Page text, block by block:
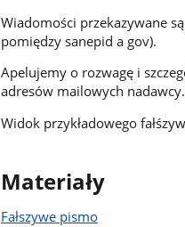
Wiadomości przekazywane
pomiędzy sanepid a gov).
Apelujemy o rozwagę i
adresów mailowych
Widok przykładowego
Materiały
Fałszywe pismo